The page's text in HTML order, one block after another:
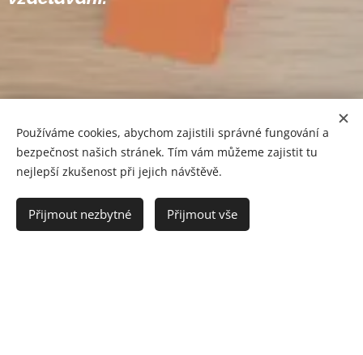
Seznamujeme děti s tradicemi obce za
Používáme cookies, abychom zajistili správné fungování a
bezpečnost našich stránek. Tím vám můžeme zajistit tu
nejlepší zkušenost při jejich návštěvě.
Přijmout nezbytné Přijmout vše